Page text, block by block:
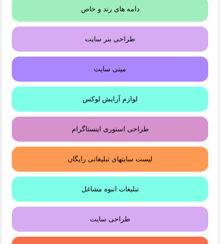
دامه های رند و خاص
طراحی بنر سایت
مینی سایت
لوازم آرایش لوکس
طراحی استوری اینستاگرام
لیست سایتهای تبلیغاتی رایگان
تبلیغات انبوه مشاغل
طراحی سایت